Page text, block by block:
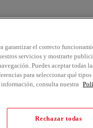
garantizar el correcto
servicios y mostrarte
Puedes aceptar todas
para seleccionar qué tipos
información, consulta nuestra
Rechazar todas